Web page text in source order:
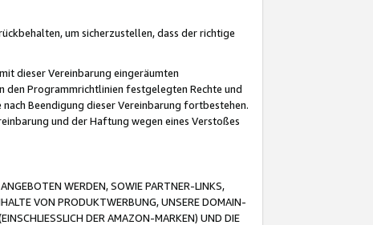
um sicherzustellen, dass der richtige
dieser Vereinbarung eingeräumten
den Programmrichtlinien festgelegten Rechte und
Beendigung dieser Vereinbarung fortbestehen.
und der Haftung wegen eines Verstoßes
WERDEN, SOWIE PARTNER-LINKS,
VON PRODUKTWERBUNG, UNSERE DOMAIN-
DER AMAZON-MARKEN) UND DIE